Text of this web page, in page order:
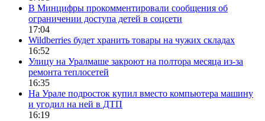
В Минцифры прокомментировали сообщения об
ограничении доступа детей в соцсети
17:04
Wildberries будет хранить товары на чужих складах
16:52
Улицу на Уралмаше закроют на полтора месяца из-за
ремонта теплосетей
16:35
На Урале подросток купил вместо компьютера машину
и угодил на ней в ДТП
16:19